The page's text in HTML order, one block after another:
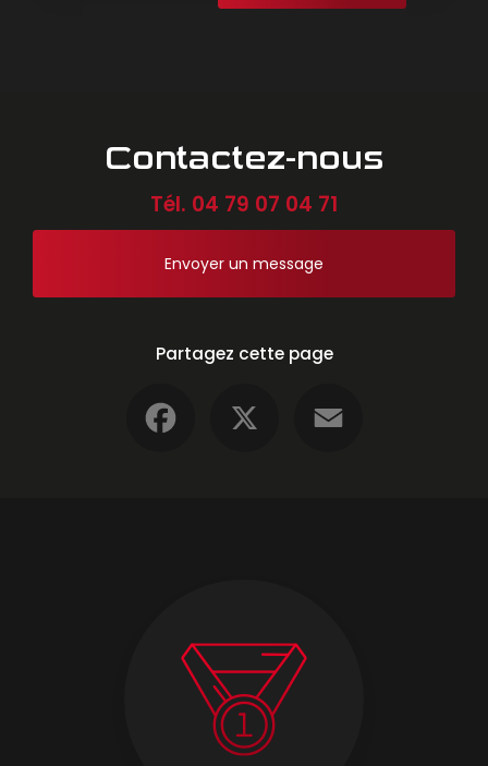
Contactez-nous
Tél. 04 79 07 04 71
Envoyer un message
Partagez cette page